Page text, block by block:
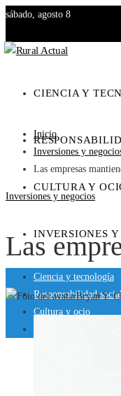
sábado, agosto 8
CIENCIA Y
CULTURA Y
INVERSIONES Y
Ciencia y tecnología
Responsabilidad
Cultura y ocio
Inicio
Inversiones y
Las empresas
Inversiones y negocios
Las
Bryan Y.